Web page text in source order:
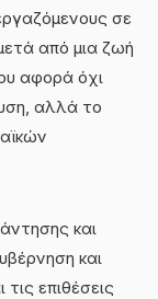
σε
από μια ζωή
αφορά όχι
αλλά το
και
και
επιθέσεις